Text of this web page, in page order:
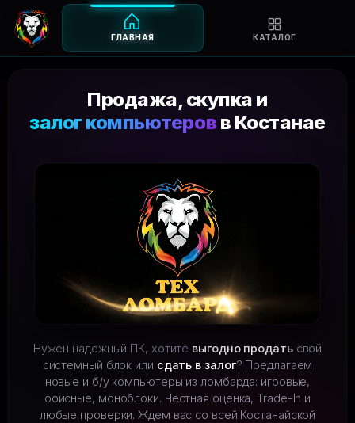
содержимомуПродажа, скупка и
залог компьютеров в Костанае
Нужен надежный ПК, хотите выгодно продатьсвой
системный блок или сдать в залог? Предлагаем
новые и б/у компьютеры из ломбарда: игровые,
офисные, моноблоки. Честная оценка, Trade-In и
любые проверки. Ждем вас со всей Костанайской
ГЛАВНАЯ КАТАЛОГ